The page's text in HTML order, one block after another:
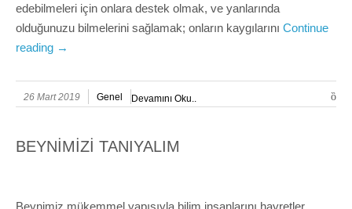
edebilmeleri için onlara destek olmak, ve yanlarında
olduğunuzu bilmelerini sağlamak; onların kaygılarını Continue
reading →
26 Mart 2019 Genel Devamını Oku..
BEYNİMİZİ TANIYALIM
Beynimiz mükemmel yapısıyla bilim insanlarını hayretler